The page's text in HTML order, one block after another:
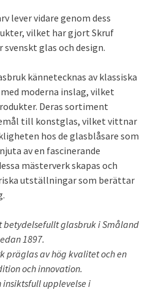
lever vidare genom dess
vilket har gjort Skruf
glas och design.
kännetecknas av klassiska
moderna inslag, vilket
Deras sortiment
till konstglas, vilket vittnar
hos de glasblåsare som
av en fascinerande
mästerverk skapas och
utställningar som berättar
betydelsefullt glasbruk i Småland
1897.
präglas av hög kvalitet och en
och innovation.
insiktsfull upplevelse i